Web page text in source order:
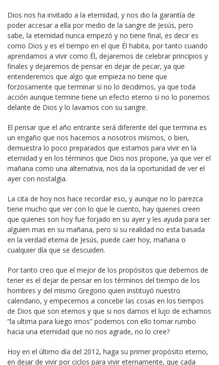
Dios nos ha invitado a la eternidad, y nos dio la garantía de
poder accesar a ella por medio de la sangre de Jesús, pero
sabe, la eternidad nunca empezó y no tiene final, es decir es
como Dios y es el tiempo en el que Él habita, por tanto cuando
aprendamos a vivir como Él, dejaremos de celebrar principios y
finales y dejaremos de pensar en dejar de pecar, ya que
entenderemos que algo que empieza no tiene que
forzosamente que terminar si no lo decidimos, ya que toda
acción aunque termine tiene un efecto eterno si no lo ponemos
delante de Dios y lo lavamos con su sangre.
El pensar que el año entrante será diferente del que termina es
un engaño que nos hacemos a nosotros mismos, o bien,
demuestra lo poco preparados que estamos para vivir en la
eternidad y en los términos que Dios nos propone, ya que ver el
mañana como una alternativa, nos da la oportunidad de ver el
ayer con nostalgia.
La cita de hoy nos hace recordar eso, y aunque no lo parezca
tiene mucho que ver con lo que le cuento, hay quienes creen
que quienes son hoy fue forjado en su ayer y les ayuda para ser
alguien mas en su mañana, pero si su realidad no esta basada
en la verdad eterna de Jesús, puede caer hoy, mañana o
cualquier día que se descuiden.
Por tanto creo que el mejor de los propósitos que debemos de
tener es el dejar de pensar en los términos del tiempo de los
hombres y del mismo Gregorio quien instituyó nuestro
calendario, y empecemos a concebir las cosas en los tiempos
de Dios que son eternos y que si nos damos el lujo de echarnos
“la ultima para luego irnos” podemos con ello tomar rumbo
hacia una eternidad que no nos agrade, no lo cree?
Hoy en el último día del 2012, haga su primer propósito eterno,
en dejar de vivir por ciclos para vivir eternamente, que cada